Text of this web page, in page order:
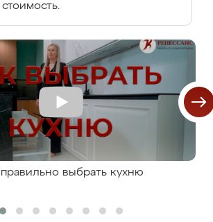
правильно выбрать кухню